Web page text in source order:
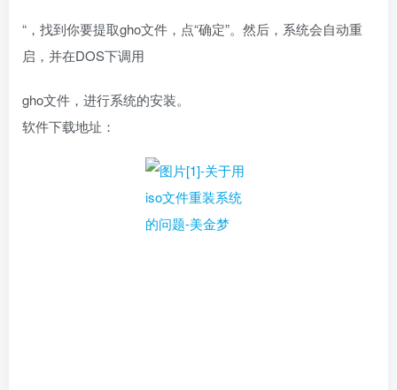
“，找到你要提取gho文件，点“确定”。然后，系统会自动重
启，并在DOS下调用
gho文件，进行系统的安装。
软件下载地址：